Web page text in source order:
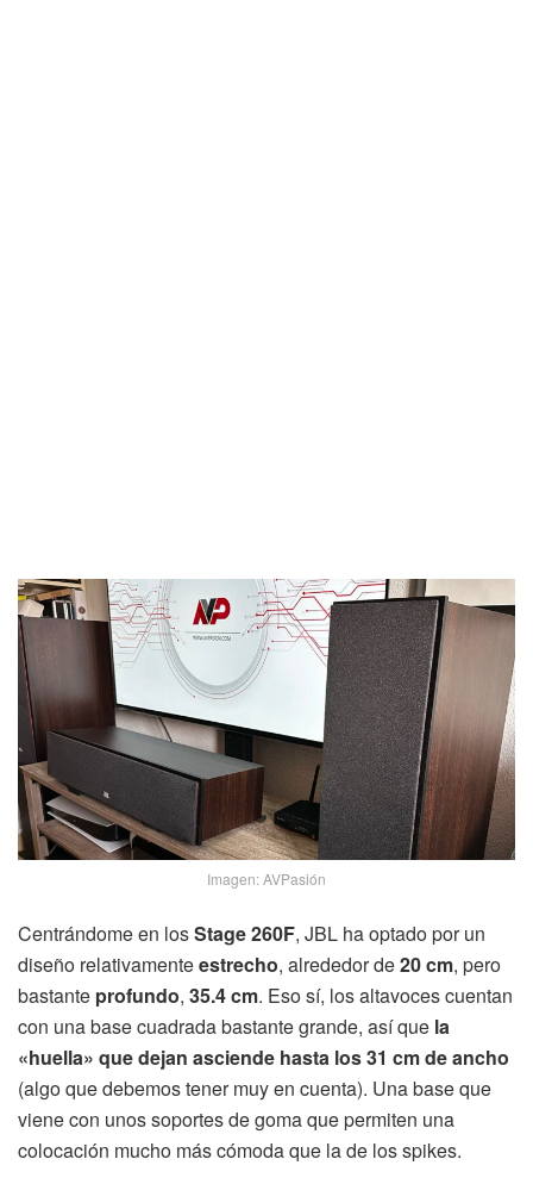
Imagen: AVPasión
Centrándome en losStage 260F, JBL ha optado por un
diseño relativamenteestrecho, alrededor de20 cm, pero
bastante profundo, 35.4 cm. Eso sí, los altavoces cuentan
con una base cuadrada bastante grande, así que la
«huella» que dejan asciende hasta los 31 cm de ancho
(algo que debemos tener muy en cuenta). Una base que
viene con unos soportes de goma que permiten una
colocación mucho más cómoda que la de los spikes.